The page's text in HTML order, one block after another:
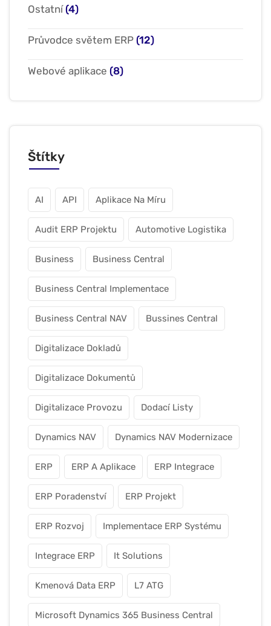
Ostatní(4)
Průvodce světem ERP (12)
Webové aplikace (8)
Štítky
AI API Aplikace Na Míru
Audit ERP Projektu Automotive Logistika
Business Business Central
Business Central Implementace
Business Central NAV Bussines Central
Digitalizace Dokladů
Digitalizace Dokumentů
Digitalizace Provozu Dodací Listy
Dynamics NAV Dynamics NAV Modernizace
ERP ERP A Aplikace ERP Integrace
ERP Poradenství ERP Projekt
ERP Rozvoj Implementace ERP Systému
Integrace ERP It Solutions
Kmenová Data ERP L7 ATG
Microsoft Dynamics 365 Business Central